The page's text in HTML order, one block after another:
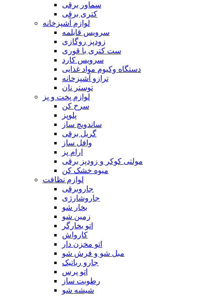
سماور برقی
کتری برقی
لوازم آشپزخانه
سرویس قابلمه
زودپز روگازی
ست کتری با قوری
سرویس کارد
دستگاه وکیوم مواد غذایی
ترازو آشپزخانه
توستر نان
لوازم پخت و پز
سرخ کن
پلوپز
ساندویچ ساز
گریل برقی
وافل ساز
ارام پز
مولتی کوکر و زودپز برقی
میوه خشک کن
لوازم نظافت
جاروبرقی
جاروشارژی
بخار شو
زمین شو
اتو بخارگر
کارواش
اتو مخزن دار
مبل شو و فرش شو
جارو رباتیک
اتو پرس
رطوبت ساز
شیشه شو